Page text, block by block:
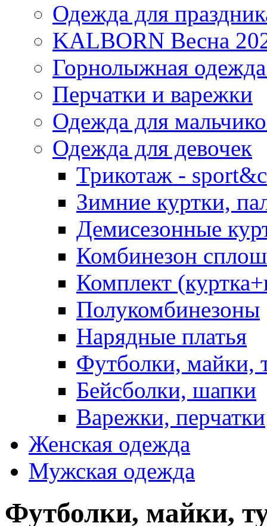
Одежда для
KALBORN Весна
Горнолыжная
Перчатки и варежки
Одежда для
Одежда для девочек
Трикотаж -
Зимние куртки,
Демисезонные
Комбинезон
Комплект
Полукомбинезоны
Нарядные платья
Футболки, майки,
Бейсболки, шапки
Варежки, перчатки
Женская одежда
Мужская одежда
Футболки, майки,